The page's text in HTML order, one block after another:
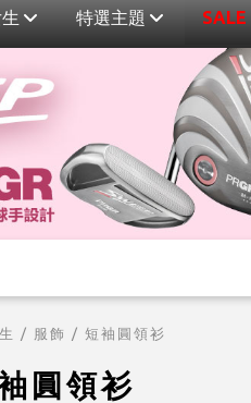
特選主題 SALE
/ 服飾 / 短袖圓領衫
圓領衫